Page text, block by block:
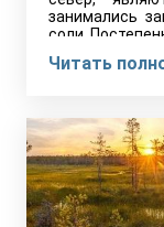
занимались
соли.
Читать